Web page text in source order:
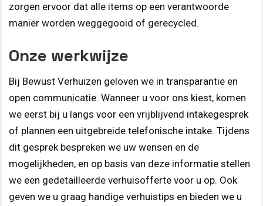
zorgen ervoor dat alle items op een verantwoorde
manier worden weggegooid of gerecycled.
Onze werkwijze
Bij Bewust Verhuizen geloven we in transparantie en
open communicatie. Wanneer u voor ons kiest, komen
we eerst bij u langs voor een vrijblijvend intakegesprek
of plannen een uitgebreide telefonische intake. Tijdens
dit gesprek bespreken we uw wensen en de
mogelijkheden, en op basis van deze informatie stellen
we een gedetailleerde verhuisofferte voor u op. Ook
geven we u graag handige verhuistips en bieden we u